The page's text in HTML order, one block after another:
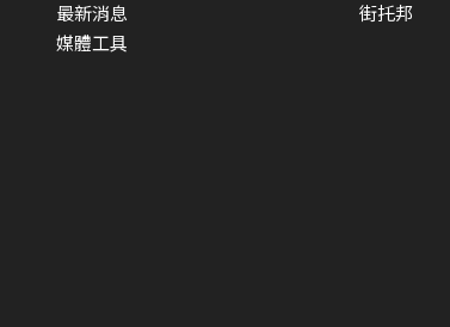
最新消息
媒體工具
街托邦